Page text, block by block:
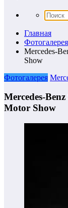
Главная
Фотогалерея
Mercedes-
Show
Фотогалерея
Mercedes-
Motor Show